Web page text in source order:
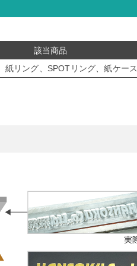
該当商品
紙リング、SPOTリング、紙ケース